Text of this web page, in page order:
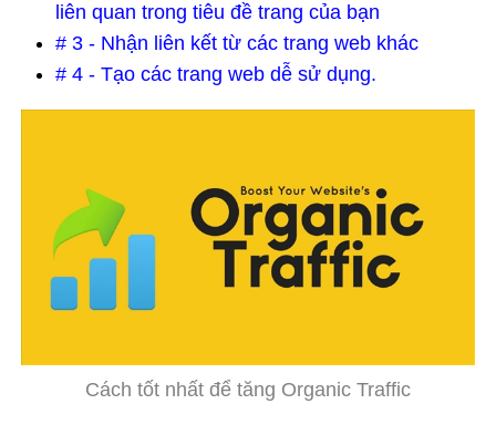
liên quan trong tiêu đề trang của bạn
# 3 - Nhận liên kết từ các trang web khác
# 4 - Tạo các trang web dễ sử dụng.
Cách tốt nhất để tăng Organic Traffic